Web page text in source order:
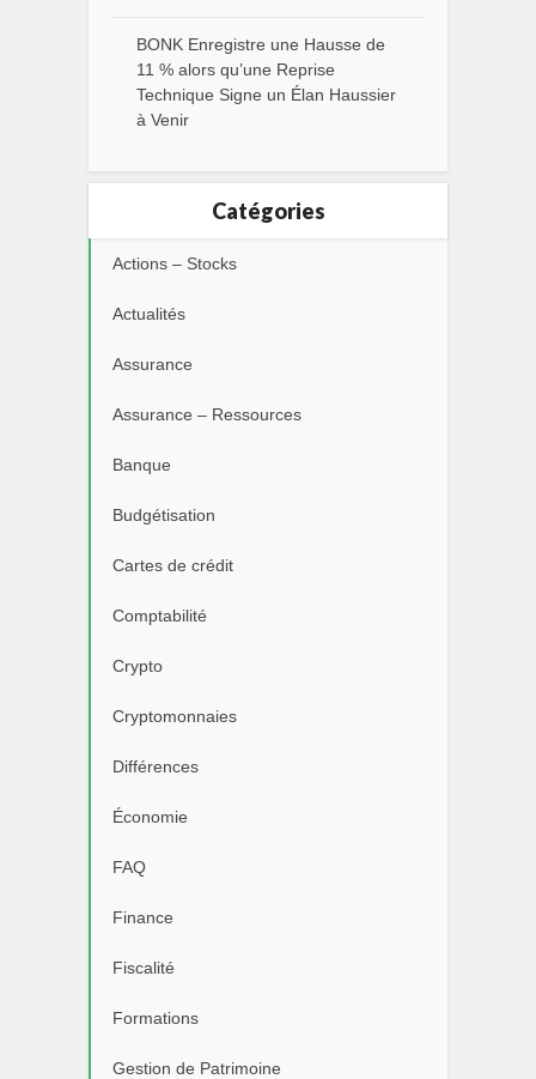
BONK Enregistre une Hausse de
11 % alors qu’une Reprise
Technique Signe un Élan Haussier
à Venir
Catégories
Actions – Stocks
Actualités
Assurance
Assurance – Ressources
Banque
Budgétisation
Cartes de crédit
Comptabilité
Crypto
Cryptomonnaies
Différences
Économie
FAQ
Finance
Fiscalité
Formations
Gestion de Patrimoine